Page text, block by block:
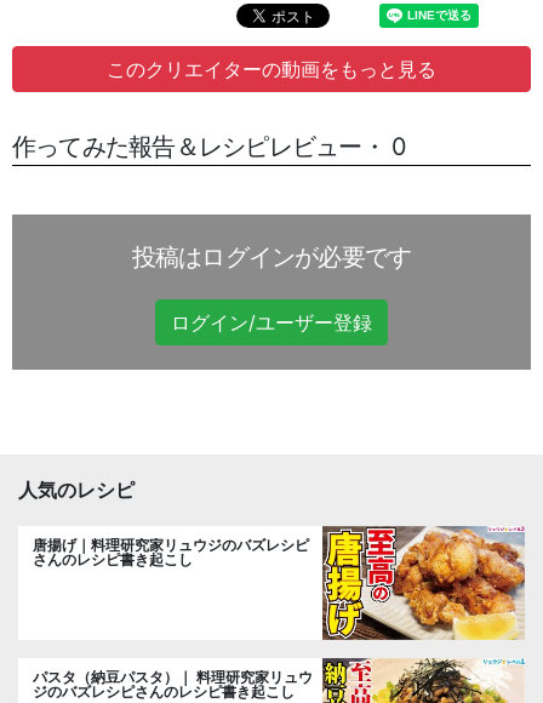
このクリエイターの動画をもっと見る
作ってみた報告＆レシピレビュー・ 0
投稿はログインが必要です
ログイン/ユーザー登録
人気のレシピ
唐揚げ｜料理研究家リュウジのバズレシピ
さんのレシピ書き起こし
パスタ（納豆パスタ）｜ 料理研究家リュウ
ジのバズレシピさんのレシピ書き起こし